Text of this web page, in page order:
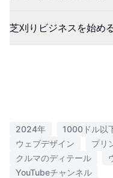
芝刈りビジネスを始め
2024年 1000ドル以
ウェブデザイン
プリ
クルマのディテール
YouTubeチャンネル